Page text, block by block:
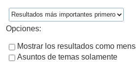
Opciones:
Mostrar los resultados como
Asuntos de temas solamente